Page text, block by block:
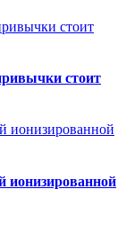
стоит
ионизированной